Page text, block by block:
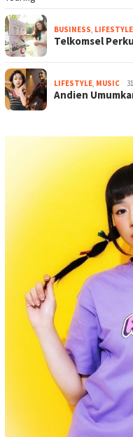
BUSINESS LIFESTYLE
Telkomsel
LIFESTYLE MUSIC
Andien